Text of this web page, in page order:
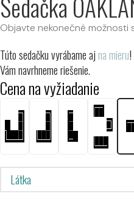
Objavte nekonečné možnosti
Túto sedačku vyrábame ajna mieru!
Vám navrhneme riešenie.
Cena na vyžiadanie